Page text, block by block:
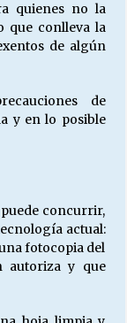
quienes no la
que conlleva la
de algún
de
y en lo posible
concurrir,
actual:
fotocopia del
autoriza y que